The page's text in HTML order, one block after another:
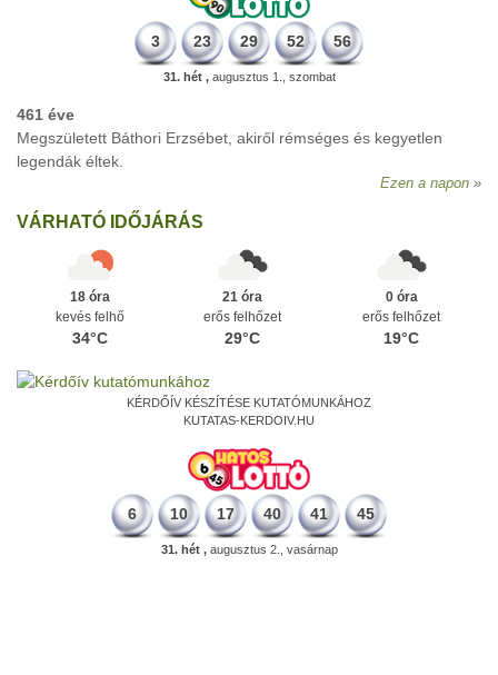
3 23 29 52 56
31. hét ,augusztus 1., szombat
461 éve
Megszületett Báthori Erzsébet, akiről rémséges és kegyetlen
legendák éltek.
Ezen a napon
VÁRHATÓ IDŐJÁRÁS
18 óra
kevés felhő
34°C
21 óra
erős felhőzet
29°C
0 óra
erős felhőzet
19°C
KÉRDŐÍV KÉSZÍTÉSE KUTATÓMUNKÁHOZ
KUTATAS-KERDOIV.HU
6 10 17 40 41 45
31. hét ,augusztus 2., vasárnap